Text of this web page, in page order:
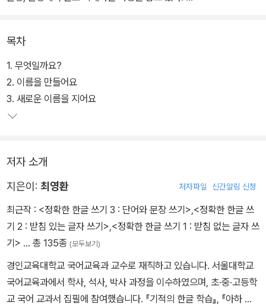
를 스스로 터득할 수 있다. 더불어 낱말 활용 양상을 구와 문장, 이야
기로 정리하여 활용 능력을 높여 주고, 같은 계열군의 다양한 낱말을
통해 창의력 및 사고력을 증진시키며, 다양한 활동으로 아이의 인지
발달을 돕는다.
목차
1. 무엇일까요?
2. 이름을 만들어요
3. 새로운 이름을 지어요
저자 소개
지은이: 최영환 저자파일 신간알림 신청
최근작 : <정확한 한글 쓰기 3 : 단어와 문장 쓰기>,<정확한 한글 쓰
기 2 : 받침 있는 글자 쓰기>,<정확한 한글 쓰기 1 : 받침 없는 글자 쓰
기> … 총 135종 (모두보기)
경인교육대학교 국어교육과 교수로 재직하고 있습니다. 서울대학교
국어교육과에서 학사, 석사, 박사 과정을 이수하였으며, 초·중·고등학
교 국어 교과서 집필에 참여했습니다. 『기적의 한글 학습』, 『아하 한